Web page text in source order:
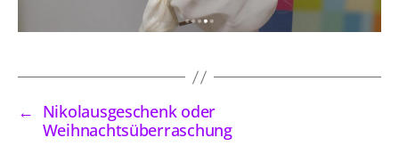
← Nikolausgeschenk oder
Weihnachtsüberraschung